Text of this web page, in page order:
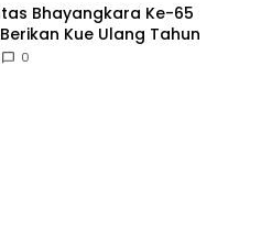
Bhayangkara Ke-65
Kue Ulang Tahun
0